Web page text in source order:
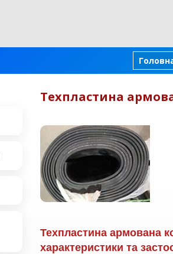
Техпластина
Техпластина армована
характеристики та